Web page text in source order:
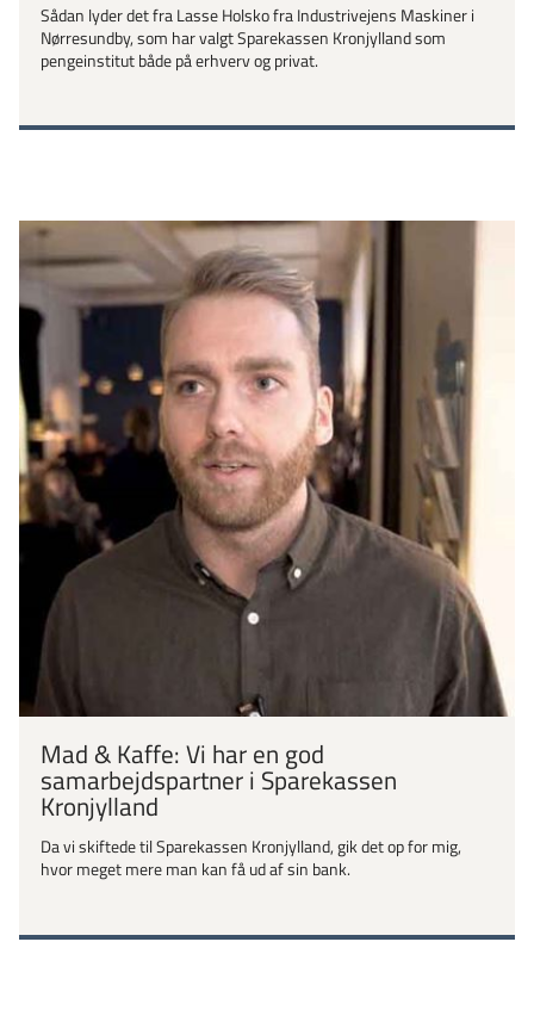
Sådan lyder det fra Lasse Holsko fra Industrivejens Maskiner i
Nørresundby, som har valgt Sparekassen Kronjylland som
pengeinstitut både på erhverv og privat.
Mad & Kaffe: Vi har en god
samarbejdspartner i Sparekassen
Kronjylland
Da vi skiftede til Sparekassen Kronjylland, gik det op for mig,
hvor meget mere man kan få ud af sin bank.